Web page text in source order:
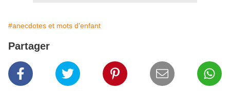
#anecdotes et mots d'enfant
Partager